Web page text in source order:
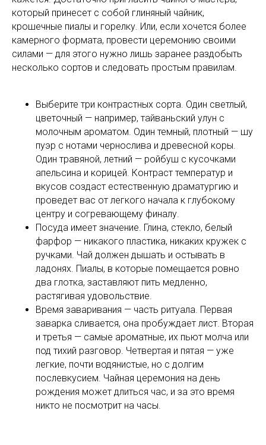
который принесет с собой глиняный чайник,
крошечные пиалы и горелку. Или, если хочется более
камерного формата, провести церемонию своими
силами — для этого нужно лишь заранее раздобыть
несколько сортов и следовать простым правилам.
Выберите три контрастных сорта. Один светлый,
цветочный — например, тайваньский улун с
молочным ароматом. Один темный, плотный — шу
пуэр с нотами чернослива и древесной коры.
Один травяной, летний — ройбуш с кусочками
апельсина и корицей. Контраст температур и
вкусов создаст естественную драматургию и
проведет вас от легкого начала к глубокому
центру и согревающему финалу.
Посуда имеет значение. Глина, стекло, белый
фарфор — никакого пластика, никаких кружек с
ручками. Чай должен дышать и остывать в
ладонях. Пиалы, в которые помещается ровно
два глотка, заставляют пить медленно,
растягивая удовольствие.
Время заваривания — часть ритуала. Первая
заварка сливается, она пробуждает лист. Вторая
и третья — самые ароматные, их пьют молча или
под тихий разговор. Четвертая и пятая — уже
легкие, почти водянистые, но с долгим
послевкусием. Чайная церемония на день
рождения может длиться час, и за это время
никто не посмотрит на часы.